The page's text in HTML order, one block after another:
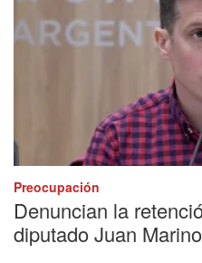
Preocupación
Denuncian la
diputado Juan